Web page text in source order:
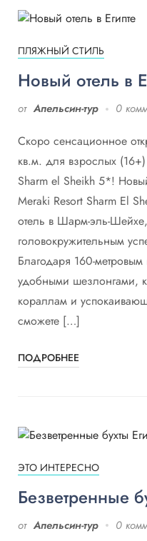
ПЛЯЖНЫЙ СТИЛЬ
Новый отель в
от Апельсин-тур 0
Скоро сенсационное
кв.м. для взрослых
Sharm el Sheikh 5*!
Meraki Resort Sharm El
отель в Шарм-эль-
головокружительным
Благодаря 160-
удобными шезлонгами,
кораллам и
сможете […]
ПОДРОБНЕЕ
ЭТО ИНТЕРЕСНО
Безветренные
от Апельсин-тур 0